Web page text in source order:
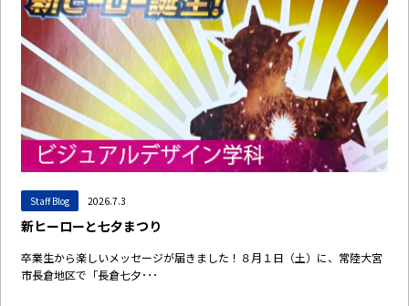
Staff Blog 2026.7.3
新ヒーローと七夕まつり
卒業生から楽しいメッセージが届きました！８月１日（土）に、常陸大宮
市長倉地区で「長倉七夕･･･